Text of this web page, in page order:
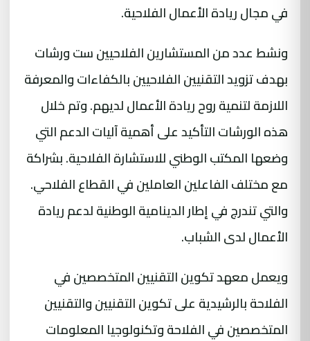
في مجال ريادة الأعمال الفلاحية.
ونشط عدد من المستشارين الفلاحيين ست ورشات
بهدف تزويد التقنيين الفلاحيين بالكفاءات والمعرفة
اللازمة لتنمية روح ريادة الأعمال لديهم. وتم خلال
هذه الورشات التأكيد على أهمية آليات الدعم التي
وضعها المكتب الوطني للاستشارة الفلاحية. بشراكة
مع مختلف الفاعلين العاملين في القطاع الفلاحي.
والتي تندرج في إطار الدينامية الوطنية لدعم ريادة
الأعمال لدى الشباب.
ويعمل معهد تكوين التقنيين المتخصصين في
الفلاحة بالرشيدية على تكوين التقنيين والتقنيين
المتخصصين في الفلاحة وتكنولوجيا المعلومات